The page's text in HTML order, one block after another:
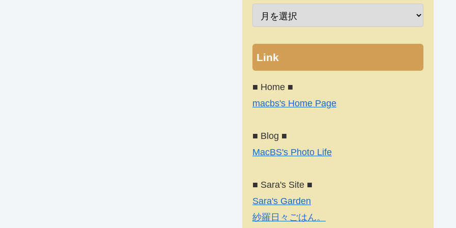
Link
■ Home ■
macbs's Home Page
■ Blog ■
MacBS's Photo Life
■ Sara's Site ■
Sara's Garden
紗羅日々ごはん。